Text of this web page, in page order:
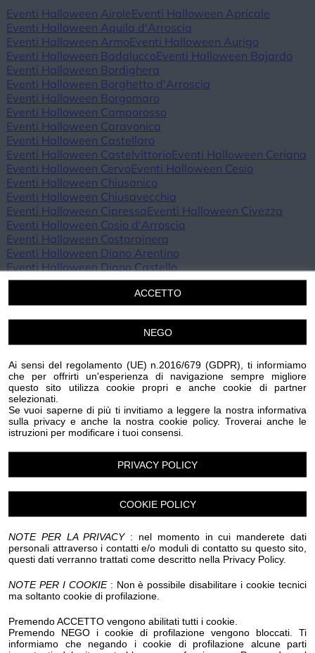
ACCETTO
NEGO
Ai sensi del regolamento (UE) n.2016/679 (GDPR), ti informiamo
che per offrirti un'esperienza di navigazione sempre migliore
questo sito utilizza cookie propri e anche cookie di partner
selezionati.
Se vuoi saperne di più ti invitiamo a leggere la nostra informativa
sulla privacy e anche la nostra cookie policy. Troverai anche le
istruzioni per modificare i tuoi consensi.
PRIVACY POLICY
COOKIE POLICY
NOTE PER LA PRIVACY: nel momento in cui manderete dati
personali attraverso i contatti e/o moduli di contatto su questo sito,
questi dati verranno trattati come descritto nella Privacy Policy.
NOTE PER I COOKIE: Non è possibile disabilitare i cookie tecnici
ma soltanto cookie di profilazione.
Premendo ACCETTO vengono abilitati tutti i cookie.
Premendo NEGO i cookie di profilazione vengono bloccati. Ti
informiamo che negando i cookie di profilazione alcune parti
Eventi Halloween AiroleEventi Halloween Apricale
Eventi Halloween Aquila d'Arroscia
Eventi Halloween ArmoEventi Halloween Aurigo
Eventi Halloween BadaluccoEventi Halloween Bajardo
Eventi Halloween Bordighera
Eventi Halloween Borghetto d'Arroscia
Eventi Halloween Borgomaro
Eventi Halloween Camporosso
Eventi Halloween Caravonica
Eventi Halloween Castellaro
Eventi Halloween CastelvittorioEventi Halloween Ceriana
Eventi Halloween CervoEventi Halloween Cesio
Eventi Halloween Chiusanico
Eventi Halloween Chiusavecchia
Eventi Halloween Cipressa Eventi Halloween Civezza
Eventi Halloween Cosio d'Arroscia
Eventi Halloween Costarainera
Eventi Halloween Diano Arentino
Eventi Halloween Diano Castello
Eventi Halloween Diano Marina
Eventi Halloween Diano San Pietro
Eventi Halloween DolceacquaEventi Halloween Dolcedo
Eventi Halloween ImperiaEventi Halloween Isolabona
Eventi Halloween LucinascoEventi Halloween Mendatica
Eventi Halloween Montegrosso Pian Latte
Eventi Halloween Olivetta San Michele
Eventi Halloween OspedalettiEventi Halloween Perinaldo
Eventi Halloween Pietrabruna
Eventi Halloween Pieve Di TecoEventi Halloween Pigna
Eventi Halloween Pompeiana
Eventi Halloween Pontedassio
Eventi Halloween PornassioEventi Halloween Prela'
Eventi Halloween RanzoEventi Halloween Rezzo
Eventi Halloween Riva Ligure
Eventi Halloween Rocchetta Nervina
Eventi Halloween San Bartolomeo al Mare
Eventi Halloween San Biagio della Cima
Eventi Halloween San Lorenzo al Mare
Eventi Halloween Sanremo
Eventi Halloween SeborgaEventi Halloween Soldano
Eventi Halloween Taggia
Eventi Halloween TrioraEventi Halloween Vallebona
Eventi Halloween Vallecrosia al Mare
Eventi Halloween Vasia Eventi Halloween Ventimiglia